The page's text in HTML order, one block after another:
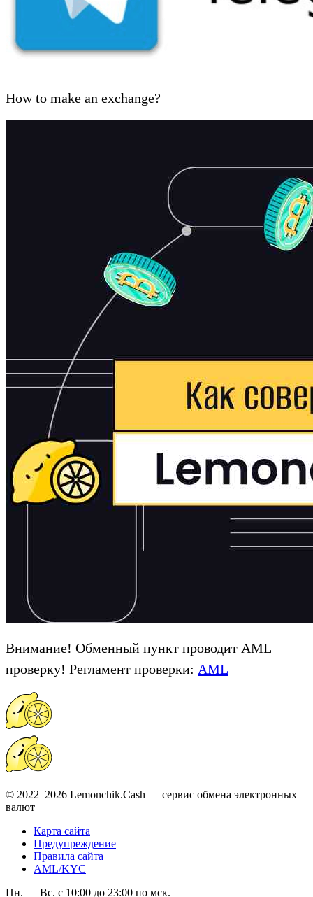
How to make an exchange?
Внимание! Обменный пункт проводит AML
проверку! Регламент проверки: AML
© 2022–2026 Lemonchik.Cash — сервис обмена электронных
валют
Карта сайта
Предупреждение
Правила сайта
AML/KYC
Пн. — Вс. с 10:00 до 23:00 по мск.